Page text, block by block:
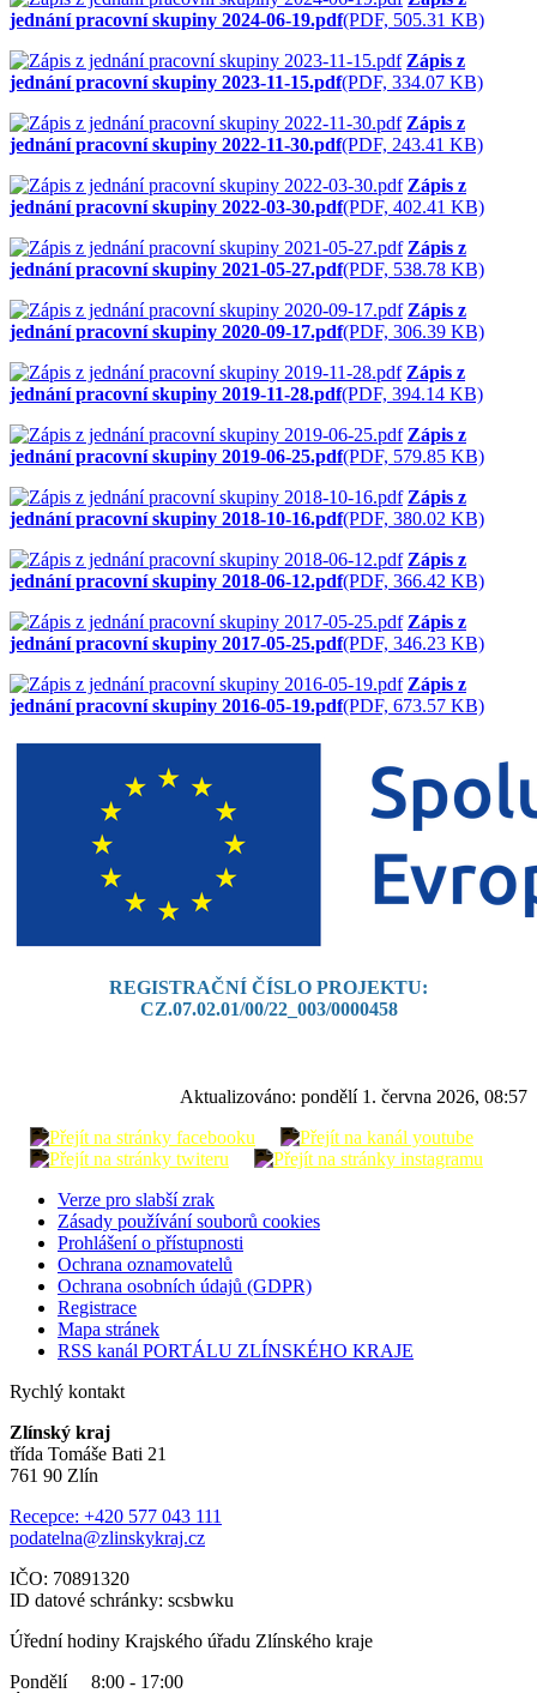
jednání pracovní skupiny 2024-06-19.pdf(PDF, 505.31 KB)
Zápis z
jednání pracovní skupiny 2023-11-15.pdf(PDF, 334.07 KB)
Zápis z
jednání pracovní skupiny 2022-11-30.pdf(PDF, 243.41 KB)
Zápis z
jednání pracovní skupiny 2022-03-30.pdf(PDF, 402.41 KB)
Zápis z
jednání pracovní skupiny 2021-05-27.pdf(PDF, 538.78 KB)
Zápis z
jednání pracovní skupiny 2020-09-17.pdf(PDF, 306.39 KB)
Zápis z
jednání pracovní skupiny 2019-11-28.pdf(PDF, 394.14 KB)
Zápis z
jednání pracovní skupiny 2019-06-25.pdf(PDF, 579.85 KB)
Zápis z
jednání pracovní skupiny 2018-10-16.pdf(PDF, 380.02 KB)
Zápis z
jednání pracovní skupiny 2018-06-12.pdf(PDF, 366.42 KB)
Zápis z
jednání pracovní skupiny 2017-05-25.pdf(PDF, 346.23 KB)
Zápis z
jednání pracovní skupiny 2016-05-19.pdf(PDF, 673.57 KB)
REGISTRAČNÍ ČÍSLO PROJEKTU:
CZ.07.02.01/00/22_003/0000458
Aktualizováno: pondělí 1. června 2026, 08:57
Verze pro slabší zrak
Zásady používání souborů cookies
Prohlášení o přístupnosti
Ochrana oznamovatelů
Ochrana osobních údajů (GDPR)
Registrace
Mapa stránek
RSS kanál PORTÁLU ZLÍNSKÉHO KRAJE
Rychlý kontakt
Zlínský kraj
třída Tomáše Bati 21
761 90 Zlín
Recepce: +420 577 043 111
podatelna@zlinskykraj.cz
IČO: 70891320
ID datové schránky: scsbwku
Úřední hodiny Krajského úřadu Zlínského kraje
Pondělí 8:00 - 17:00